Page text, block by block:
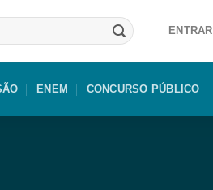
ENTRAR
ENEM CONCURSO PÚBLICO